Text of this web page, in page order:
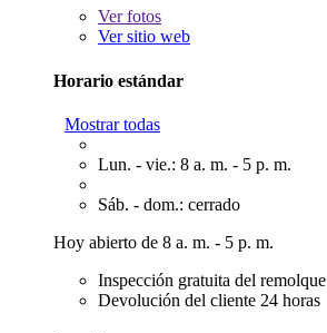
Verfotos
Ver sitio web
Horario estándar
Mostrar todas
Lun. - vie.: 8 a. m. - 5 p. m.
Sáb. - dom.: cerrado
Hoy abierto de 8 a. m. - 5 p. m.
Inspección gratuita del remolque
Devolución del cliente 24 horas